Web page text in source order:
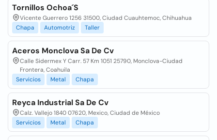
Tornillos Ochoa´S
Vicente Guerrero 1256 31500, Ciudad Cuauhtemoc, Chihuahua
Chapa
Automotriz Taller
Aceros Monclova Sa De Cv
Calle Sidermex Y Carr. 57 Km 1051 25790, Monclova-Ciudad
Frontera, Coahuila
Servicios
Metal Chapa
Reyca Industrial Sa De Cv
Calz. Vallejo 1840 07620, Mexico, Ciudad de México
Servicios
Metal Chapa